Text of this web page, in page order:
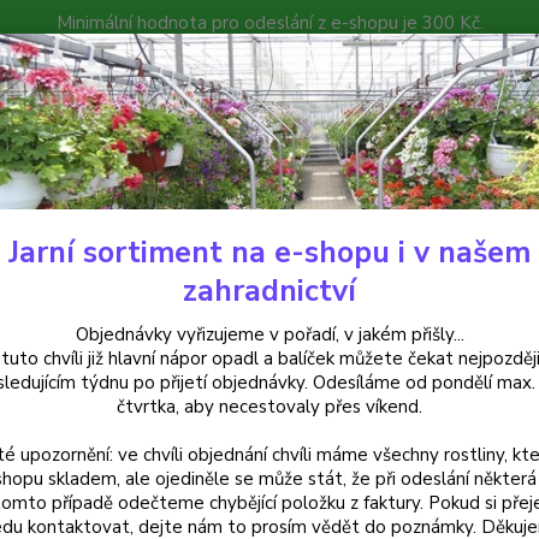
Minimální hodnota pro odeslání z e-shopu je 300 Kč.
můžete čekat nejpozději v následujícím týdnu po přijetí
Poradna Kontakty
Hledat
Trvalky Astra skalková (Aster Alpinus Goliat) - cena na prodejně
skalková (Aster Alpinus
okraje
Jarní sortiment na e-shopu i v našem
zahradnictví
Objednávky vyřizujeme v pořadí, v jakém přišly...
chvíli již hlavní nápor opadl a balíček můžete čekat
týdnu po přijetí objednávky. Odesíláme od pondělí
čtvrtka, aby necestovaly přes víkend.
upozornění: ve chvíli objednání chvíli máme všechny rostliny,
skladem, ale ojediněle se může stát, že při odeslání některá
případě odečteme chybějící položku z faktury. Pokud si
kontaktovat, dejte nám to prosím vědět do poznámky.